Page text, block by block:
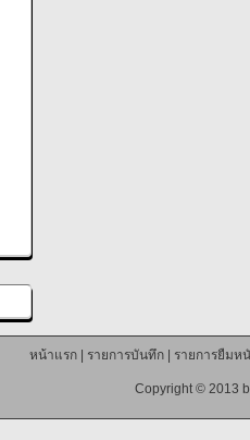
หน้าแรก| รายการบันทึก| รายการยืมห
Copyright © 2013